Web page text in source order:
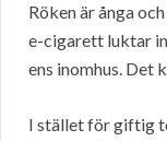
Röken är ånga
e-cigarett luktar
ens inomhus. Det
I stället för giftig